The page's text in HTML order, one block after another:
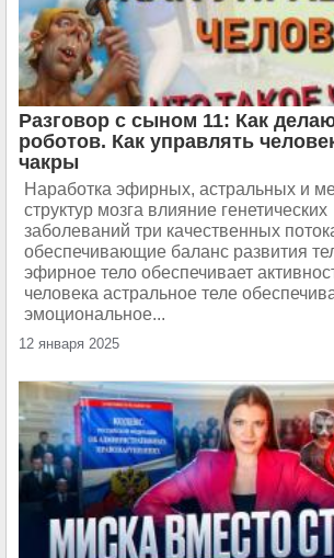
Разговор с сыном 11: Как
роботов. Как управлять
чакры
Наработка эфирных, астральных и
структур мозга влияние генетических
заболеваний три качественных
обеспечивающие баланс развития
эфирное тело обеспечивает
человека астральное теле
эмоциональное...
12 января 2025